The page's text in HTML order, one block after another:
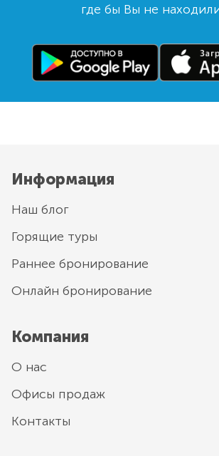
где бы Вы не
Информация
Наш блог
Горящие туры
Раннее бронирование
Онлайн бронирование
Компания
О нас
Офисы продаж
Контакты